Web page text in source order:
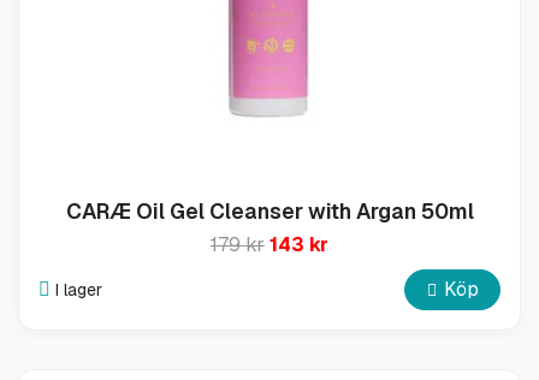
CARÆ Oil Gel Cleanser with Argan 50ml
179 kr143 kr
I lager Köp